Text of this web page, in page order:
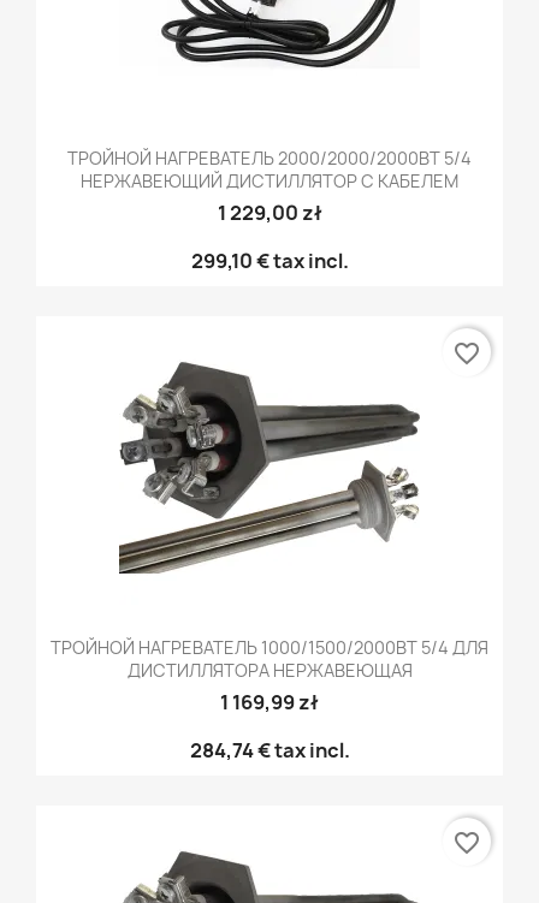
ТРОЙНОЙ НАГРЕВАТЕЛЬ 2000/2000/2000ВТ 5/4
НЕРЖАВЕЮЩИЙ ДИСТИЛЛЯТОР С КАБЕЛЕМ
1 229,00 zł
299,10 €tax incl.
ТРОЙНОЙ НАГРЕВАТЕЛЬ 1000/1500/2000ВТ 5/4 ДЛЯ
ДИСТИЛЛЯТОРА НЕРЖАВЕЮЩАЯ
1 169,99 zł
284,74 €tax incl.
favorite_border
favorite_border